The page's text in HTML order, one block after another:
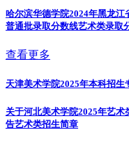
哈尔滨华德学院2024年黑龙
普通批录取分数线艺术类录取
查看更多
天津美术学院2025年本科招
关于河北美术学院2025年艺
告艺术类招生简章